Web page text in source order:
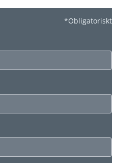
*Obligatoriskt